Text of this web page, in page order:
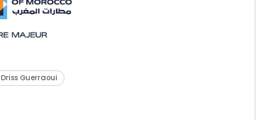
Driss Guerraoui